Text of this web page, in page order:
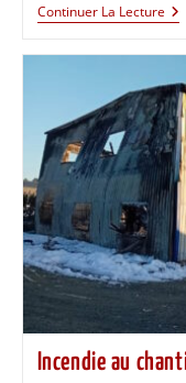
Continuer La Lecture
Incendie au